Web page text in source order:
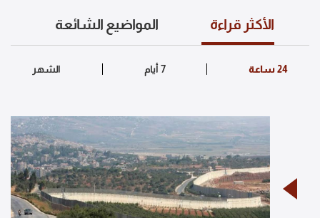
الأكثر قراءة المواضيع الشائعة